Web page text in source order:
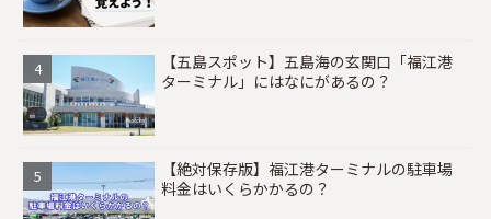
【五島スポット】五島海の玄関口「福江港
ターミナル」にはなにがあるの？
【絶対保存版】福江港ターミナルの駐車場
料金はいくらかかるの？